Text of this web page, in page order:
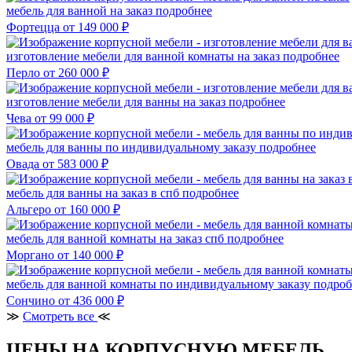
мебель для ванной на заказ подробнее
Фортецца от 149 000 ₽
изготовление мебели для ванной комнаты на заказ подробнее
Перло от 260 000 ₽
изготовление мебели для ванны на заказ подробнее
Чева от 99 000 ₽
мебель для ванны по индивидуальному заказу подробнее
Овада от 583 000 ₽
мебель для ванны на заказ в спб подробнее
Альгеро от 160 000 ₽
мебель для ванной комнаты на заказ спб подробнее
Моргано от 140 000 ₽
мебель для ванной комнаты по индивидуальному заказу
Сончино от 436 000 ₽
≫ Смотреть все ≪